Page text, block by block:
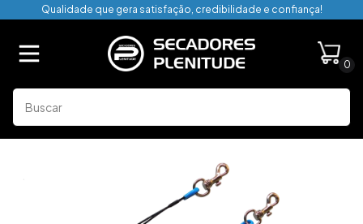
Qualidade que gera satisfação, credibilidade e confiança!
0